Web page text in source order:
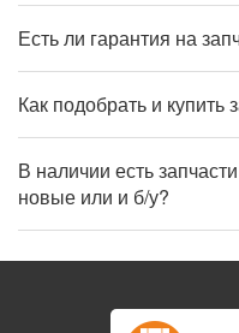
Есть ли гарантия на
Как подобрать и купить
В наличии есть
новые или и б/у?